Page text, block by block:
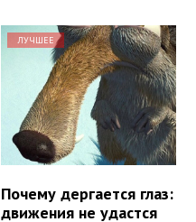
ЛУЧШЕЕ
Почему дергается глаз:
движения не удастся